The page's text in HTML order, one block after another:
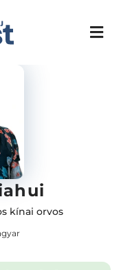
kínai orvos